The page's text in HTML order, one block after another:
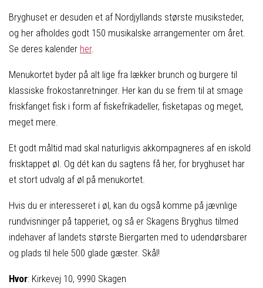
Bryghuset er desuden et af Nordjyllands største musiksteder,
og her afholdes godt 150 musikalske arrangementer om året.
Se deres kalender her.
Menukortet byder på alt lige fra lækker brunch og burgere til
klassiske frokostanretninger. Her kan du se frem til at smage
friskfanget fisk i form af fiskefrikadeller, fisketapas og meget,
meget mere.
Et godt måltid mad skal naturligvis akkompagneres af en iskold
frisktappet øl. Og dét kan du sagtens få her, for bryghuset har
et stort udvalg af øl på menukortet.
Hvis du er interesseret i øl, kan du også komme på jævnlige
rundvisninger på tapperiet, og så er Skagens Bryghus tilmed
indehaver af landets største Biergarten med to udendørsbarer
og plads til hele 500 glade gæster. Skål!
Hvor: Kirkevej 10, 9990 Skagen